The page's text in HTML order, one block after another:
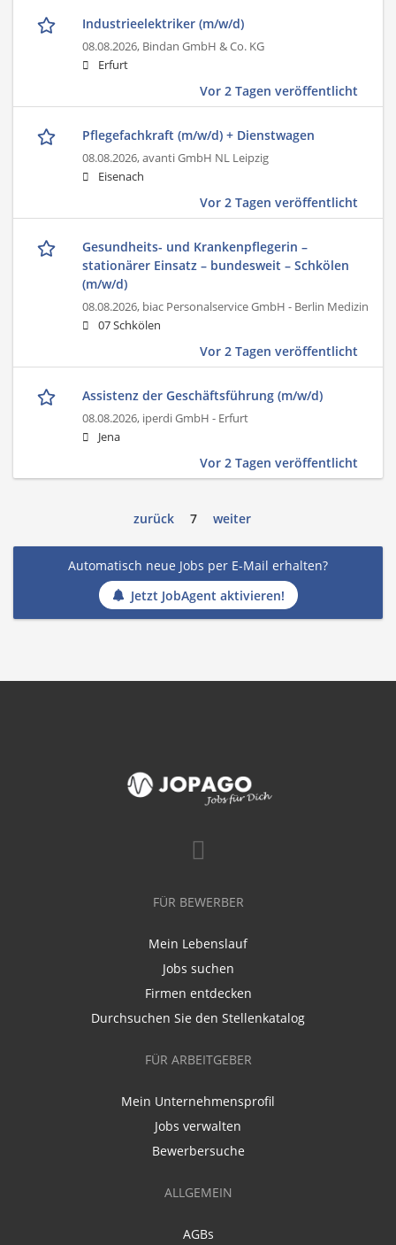
Industrieelektriker (m/w/d)
08.08.2026, Bindan GmbH & Co. KG
Erfurt
Vor 2 Tagen veröffentlicht
Pflegefachkraft (m/w/d) + Dienstwagen
08.08.2026,avanti GmbH NL Leipzig
Eisenach
Vor 2 Tagen veröffentlicht
Gesundheits- und Krankenpflegerin –
stationärer Einsatz – bundesweit – Schkölen
(m/w/d)
08.08.2026, biac Personalservice GmbH - Berlin Medizin
07 Schkölen
Vor 2 Tagen veröffentlicht
Assistenz der Geschäftsführung (m/w/d)
08.08.2026, iperdi GmbH - Erfurt
Jena
Vor 2 Tagen veröffentlicht
zurück 7 weiter
Automatisch neue Jobs per E-Mail erhalten?
Jetzt JobAgent aktivieren!
FÜR BEWERBER
Mein Lebenslauf
Jobs suchen
Firmen entdecken
Durchsuchen Sie den Stellenkatalog
FÜR ARBEITGEBER
Mein Unternehmensprofil
Jobs verwalten
Bewerbersuche
ALLGEMEIN
AGBs